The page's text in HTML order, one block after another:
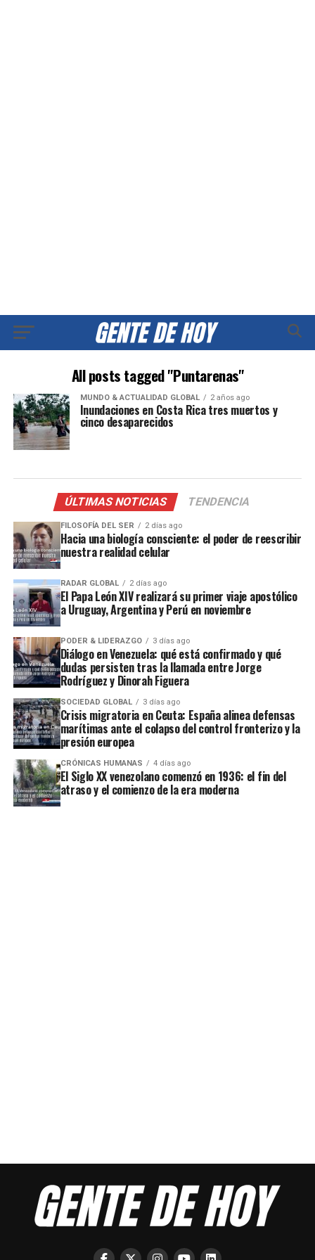
All posts tagged "Puntarenas"
MUNDO & ACTUALIDAD GLOBAL 2 años ago
Inundaciones en Costa Rica tres muertos y
cinco desaparecidos
ÚLTIMAS NOTICIAS TENDENCIA
FILOSOFÍA DEL SER 2 días ago
Hacia una biología consciente: el poder de reescribir
nuestra realidad celular
RADAR GLOBAL 2 días ago
El Papa León XIV realizará su primer viaje apostólico
a Uruguay, Argentina y Perú en noviembre
PODER & LIDERAZGO 3 días ago
Diálogo en Venezuela: qué está confirmado y qué
dudas persisten tras la llamada entre Jorge
Rodríguez y Dinorah Figuera
SOCIEDAD GLOBAL 3 días ago
Crisis migratoria en Ceuta: España alinea defensas
marítimas ante el colapso del control fronterizo y la
presión europea
CRÓNICAS HUMANAS 4 días ago
El Siglo XX venezolano comenzó en 1936: el fin del
atraso y el comienzo de la era moderna